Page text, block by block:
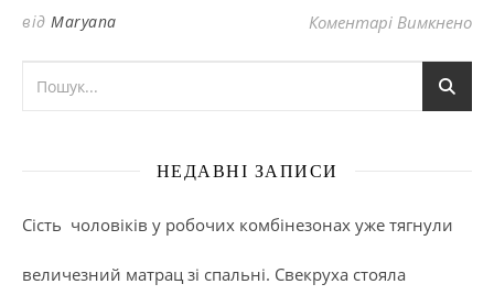
від Maryana Коментарі Вимкненодо
НЕДАВНІ ЗАПИСИ
Сість чоловіків у робочих комбінезонах уже тягнули
величезний матрац зі спальні. Свекруха стояла